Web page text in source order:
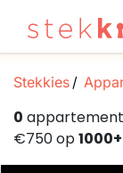
Stekkies
0
€750 op1000+